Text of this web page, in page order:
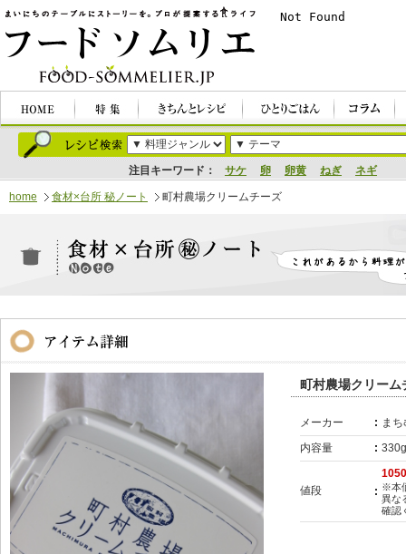
注目キーワード： サケ 卵 卵黄 ねぎ ネギ
home 食材×台所 秘ノート 町村農場クリームチーズ
町村農場クリーム
メーカー
ま
内容量
330g
値段
※本
異な
確認